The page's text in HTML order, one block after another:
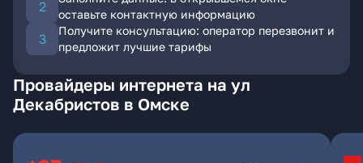
оставьте контактную информацию
Получите консультацию: оператор перезвонит и
предложит лучшие тарифы
Провайдеры интернета на ул
Декабристов в Омске